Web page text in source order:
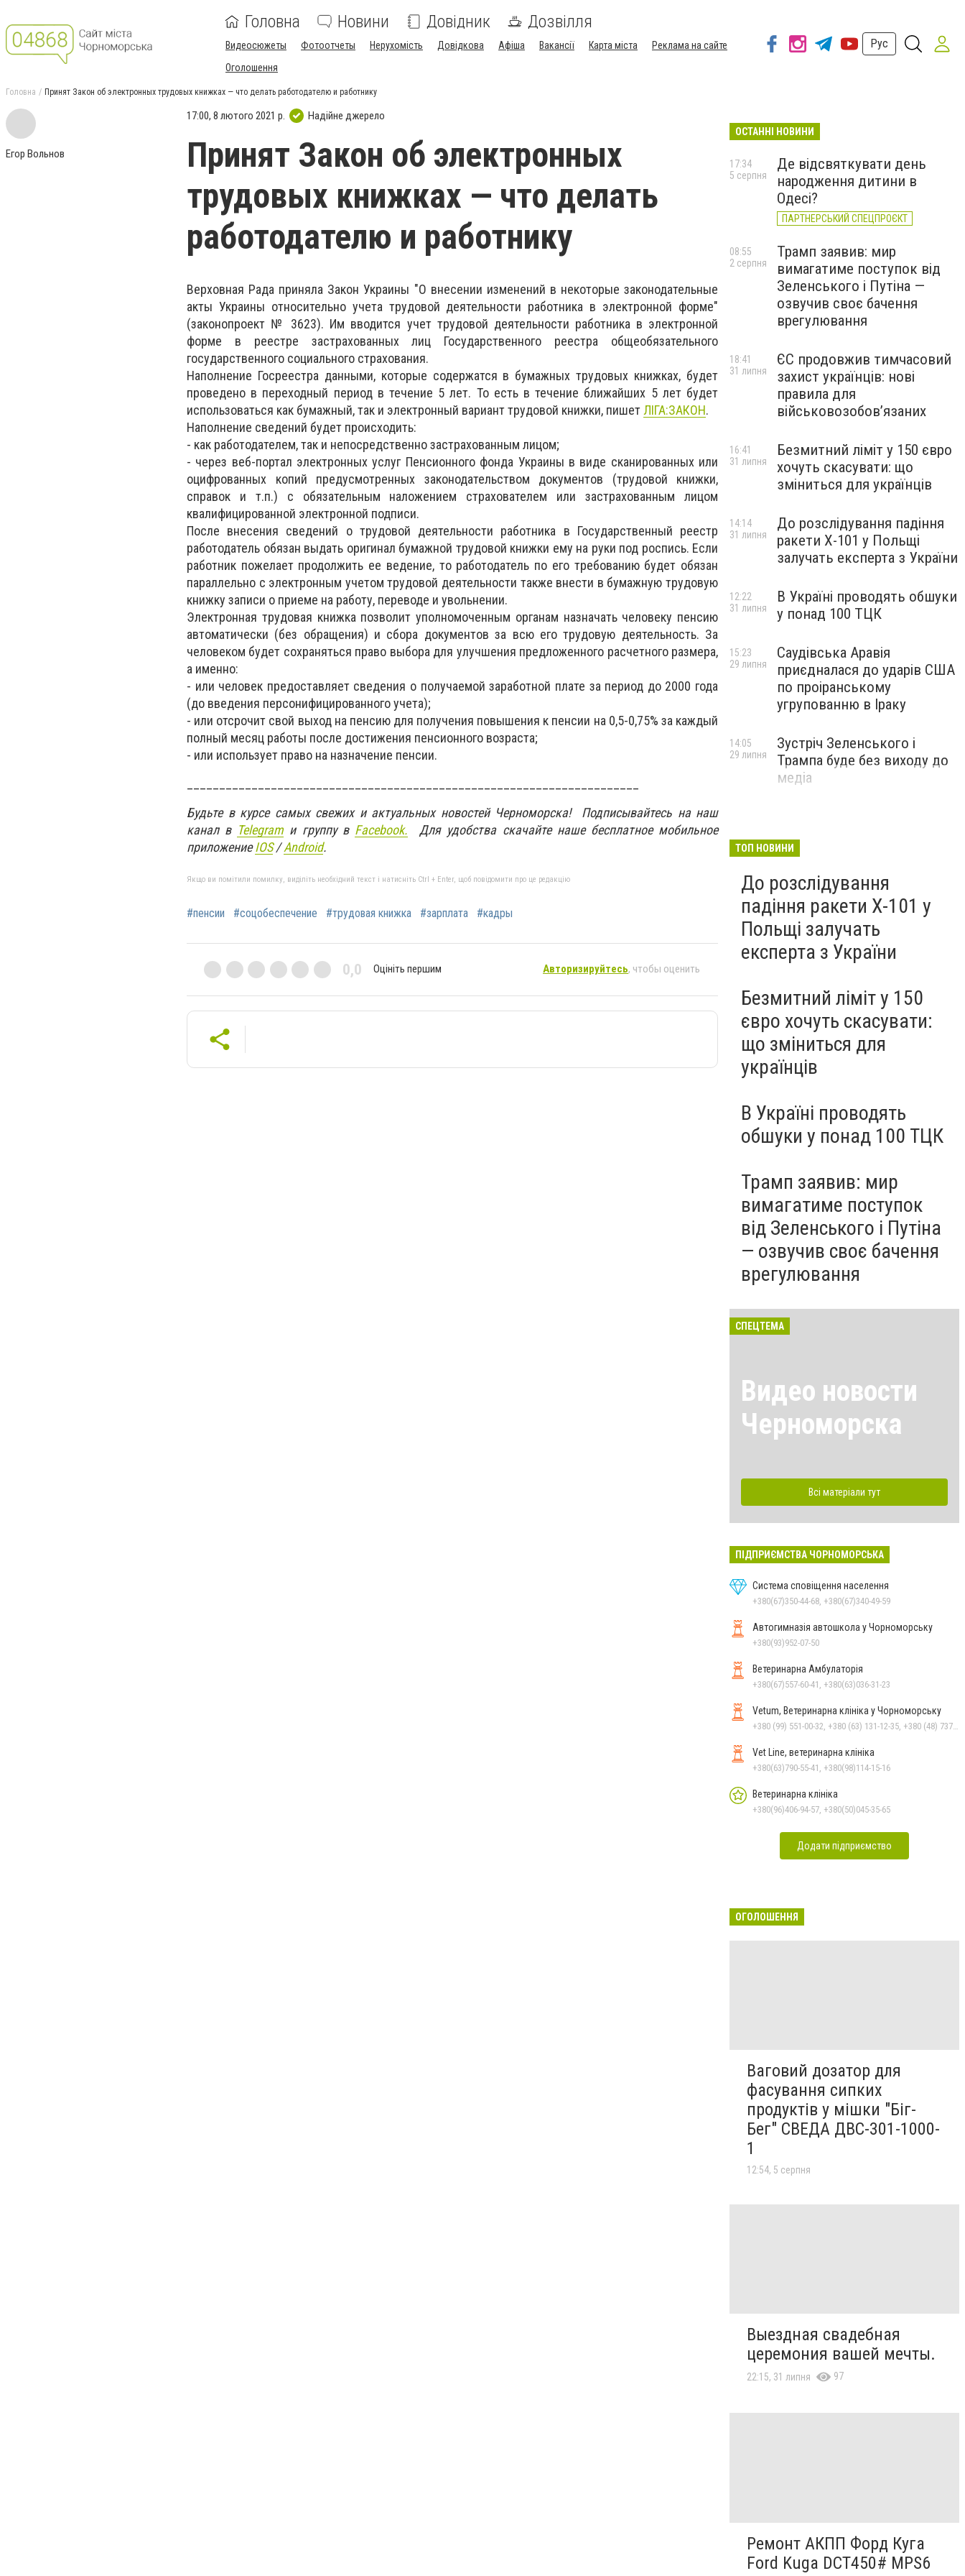
Головна Новини Довідник Дозвілля
Видеосюжеты Фотоотчеты Нерухомість Довідкова Афіша Вакансії Карта міста
Реклама на сайте
Оголошення
Рус
Головна Принят Закон об электронных трудовых книжках — что делать работодателю и работнику
Егор Вольнов
17:00, 8 лютого 2021 р. Надійне джерело
Принят Закон об электронных
трудовых книжках — что делать
работодателю и работнику
Верховная Рада приняла Закон Украины "О внесении изменений в некоторые законодательные
акты Украины относительно учета трудовой деятельности работника в электронной форме"
(законопроект № 3623). Им вводится учет трудовой деятельности работника в электронной
форме в реестре застрахованных лиц Государственного реестра общеобязательного
государственного социального страхования.
Наполнение Госреестра данными, которые содержатся в бумажных трудовых книжках, будет
проведено в переходный период в течение 5 лет. То есть в течение ближайших 5 лет будет
использоваться как бумажный, так и электронный вариант трудовой книжки, пишет ЛІГА:ЗАКОН.
Наполнение сведений будет происходить:
- как работодателем, так и непосредственно застрахованным лицом;
- через веб-портал электронных услуг Пенсионного фонда Украины в виде сканированных или
оцифрованных копий предусмотренных законодательством документов (трудовой книжки,
справок и т.п.) с обязательным наложением страхователем или застрахованным лицом
квалифицированной электронной подписи.
После внесения сведений о трудовой деятельности работника в Государственный реестр
работодатель обязан выдать оригинал бумажной трудовой книжки ему на руки под роспись. Если
работник пожелает продолжить ее ведение, то работодатель по его требованию будет обязан
параллельно с электронным учетом трудовой деятельности также внести в бумажную трудовую
книжку записи о приеме на работу, переводе и увольнении.
Электронная трудовая книжка позволит уполномоченным органам назначать человеку пенсию
автоматически (без обращения) и сбора документов за всю его трудовую деятельность. За
человеком будет сохраняться право выбора для улучшения предложенного расчетного размера,
а именно:
- или человек предоставляет сведения о получаемой заработной плате за период до 2000 года
(до введения персонифицированного учета);
- или отсрочит свой выход на пенсию для получения повышения к пенсии на 0,5-0,75% за каждый
полный месяц работы после достижения пенсионного возраста;
- или использует право на назначение пенсии.
Будьте в курсе самых свежих и актуальных новостей Черноморска! Подписывайтесь на наш
канал в Telegram и группу в Facebook. Для удобства скачайте наше бесплатное мобильное
приложениеIOS/Android.
Якщо ви помітили помилку, виділіть необхідний текст і натисніть Ctrl + Enter, щоб повідомити про це редакцію
#пенсии #соцобеспечение #трудовая книжка #зарплата #кадры
0,0 Оцініть першим Авторизируйтесь, чтобы оценить
ОСТАННІ НОВИНИ
Де відсвяткувати день
народження дитини в
Одесі?
ПАРТНЕРСЬКИЙ СПЕЦПРОЄКТ
17:34
5 серпня
Трамп заявив: мир
вимагатиме поступок від
Зеленського і Путіна —
озвучив своє бачення
врегулювання
08:55
2 серпня
ЄС продовжив тимчасовий
захист українців: нові
правила для
військовозобов’язаних
18:41
31 липня
Безмитний ліміт у 150 євро
хочуть скасувати: що
зміниться для українців
16:41
31 липня
До розслідування падіння
ракети Х-101 у Польщі
залучать експерта з України
14:14
31 липня
В Україні проводять обшуки
у понад 100 ТЦК
12:22
31 липня
Саудівська Аравія
приєдналася до ударів США
по проіранському
угрупованню в Іраку
15:23
29 липня
Зустріч Зеленського і
Трампа буде без виходу до
медіа
14:05
29 липня
ТОП НОВИНИ
До розслідування
падіння ракети Х-101 у
Польщі залучать
експерта з України
Безмитний ліміт у 150
євро хочуть скасувати:
що зміниться для
українців
В Україні проводять
обшуки у понад 100 ТЦК
Трамп заявив: мир
вимагатиме поступок
від Зеленського і Путіна
— озвучив своє бачення
врегулювання
СПЕЦТЕМА
Видео новости
Черноморска
Всі матеріали тут
ПІДПРИЄМСТВА ЧОРНОМОРСЬКА
Система сповіщення населення
+380(67)350-44-68, +380(67)340-49-59
Автогимназія автошкола у Чорноморську
+380(93)952-07-50
Ветеринарна Амбулаторія
+380(67)557-60-41, +380(63)036-31-23
Vetum, Ветеринарна клініка у Чорноморську
Vet Line, ветеринарна клініка
+380(63)790-55-41, +380(98)114-15-16
Ветеринарна клініка
+380(96)406-94-57, +380(50)045-35-65
Додати підприємство
ОГОЛОШЕННЯ
Ваговий дозатор для
фасування сипких
продуктів у мішки "Біг-
Бег" СВЕДА ДВС-301-1000-
1
12:54, 5 серпня
Выездная свадебная
церемония вашей мечты.
22:15, 31 липня 97
Ремонт АКПП Форд Куга
Ford Kuga DCT450# MPS6